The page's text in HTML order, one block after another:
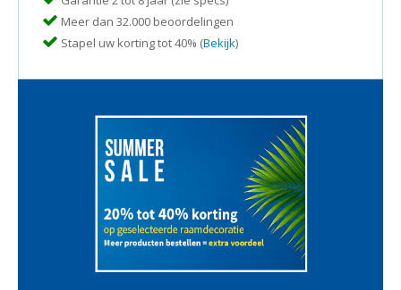
Meer dan 32.000 beoordelingen
Stapel uw korting tot 40% (Bekijk)